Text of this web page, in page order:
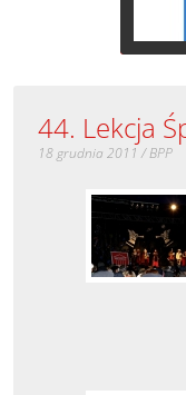
44. Lekcja
18 grudnia 2011 / BPP